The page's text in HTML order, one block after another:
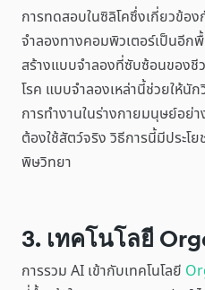
การทดสอบในซิลิโคซึ่งเกี่ยวข้อ
จำลองทางคอมพิวเตอร์เป็นอีก
สร้างแบบจำลองที่ซับซ้อนของ
โรค แบบจำลองเหล่านี้ช่วยให้นัก
การทำงานในร่างกายมนุษย์อย่า
ต้องใช้สัตว์จริง วิธีการนี้มีประโ
พิษวิทยา
3. เทคโนโลยี
การรวม AI เข้ากับเทคโนโลยี